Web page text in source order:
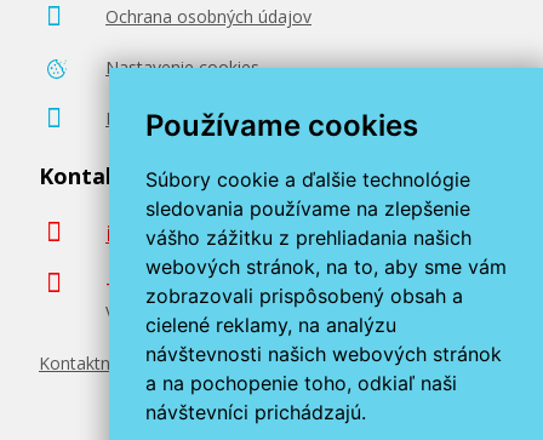
Používame cookies
Súbory cookie a ďalšie technológie
sledovania používame na zlepšenie
vášho zážitku z prehliadania našich
webových stránok, na to, aby sme vám
zobrazovali prispôsobený obsah a
cielené reklamy, na analýzu
návštevnosti našich webových stránok
a na pochopenie toho, odkiaľ naši
návštevníci prichádzajú.
HP 126a, HP CE313A (Purpurový)
Originálny toner
76,90 €
Pridať do košíka
Ochrana osobných údajov
Nastavenie cookies
Poradenstvo zadarmo
Kontaktujte nás
info@miroluk.sk
+420 377 222 313
Volajte v pracovné dni od 8. do 17. hod.
Kontaktné údaje